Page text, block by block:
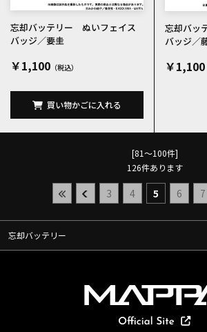
忘却バッテリー ぬいフェイス
バッジ／要圭
￥1,100
買い物かごに入れる
忘却バッ
バッジ／
￥1,100
[81～100件]
126件あります
3 4 5 6 7
忘却バッテリー